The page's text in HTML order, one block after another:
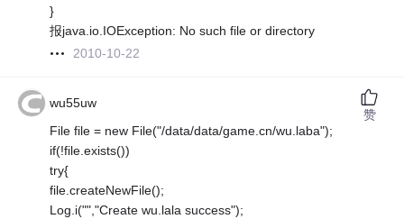
}
报java.io.IOException: No such file or directory
2010-10-22
wu55uw
File file = new File("/data/data/game.cn/wu.laba");
if(!file.exists())
try{
file.createNewFile();
Log.i("","Create wu.lala success");
赞